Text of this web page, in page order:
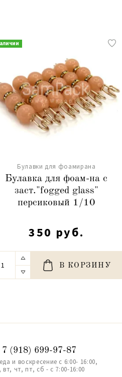
Булавки для фоамирана
Булавка для фоам-на с
заст."fogged glass"
персиковый 1/10
350 руб.
В КОРЗИНУ
(918) 699-97-87
и воскресение с 6:00- 16:00,
вт, чт, пт, сб - с 7:00-16:00